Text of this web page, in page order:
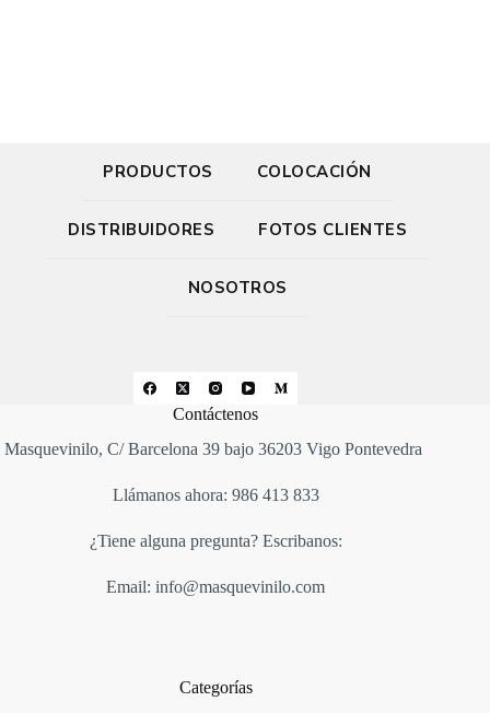
PRODUCTOS COLOCACIÓN
DISTRIBUIDORES FOTOS CLIENTES
NOSOTROS
Contáctenos
Masquevinilo, C/ Barcelona 39 bajo 36203 Vigo Pontevedra
Llámanos ahora: 986 413 833
¿Tiene alguna pregunta? Escribanos:
Email: info@masquevinilo.com
Categorías